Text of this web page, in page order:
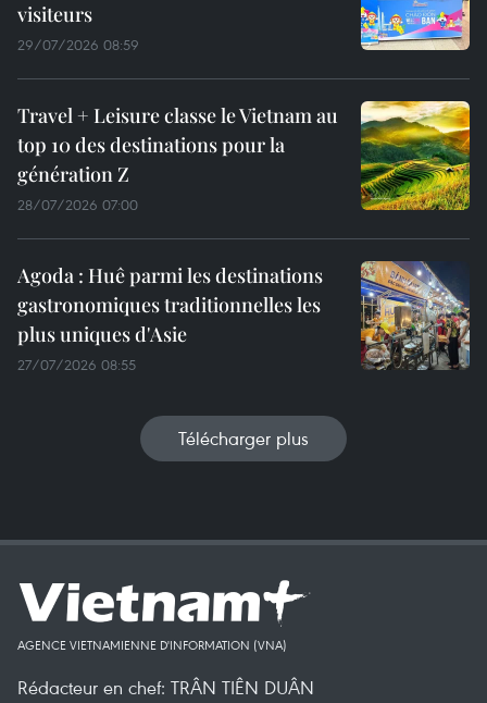
visiteurs
29/07/2026 08:59
Travel + Leisure classe le Vietnam au
top 10 des destinations pour la
génération Z
28/07/2026 07:00
Agoda : Huê parmi les destinations
gastronomiques traditionnelles les
plus uniques d'Asie
27/07/2026 08:55
Télécharger plus
AGENCE VIETNAMIENNE D'INFORMATION (VNA)
Rédacteur en chef: TRÂN TIÊN DUÂN